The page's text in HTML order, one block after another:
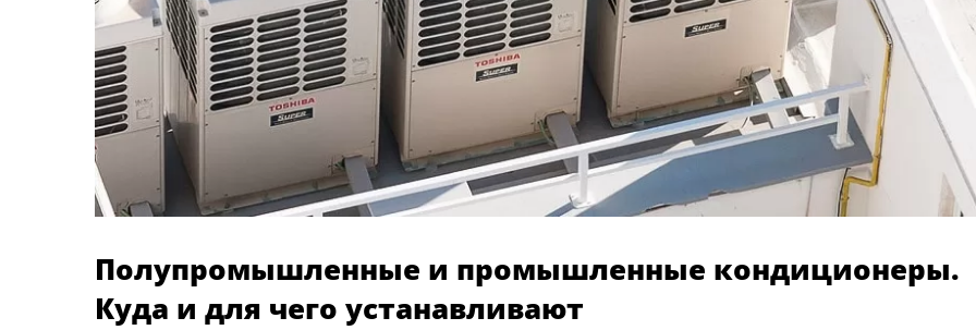
Полупромышленные и промышленные кондиционеры.
Куда и для чего устанавливают